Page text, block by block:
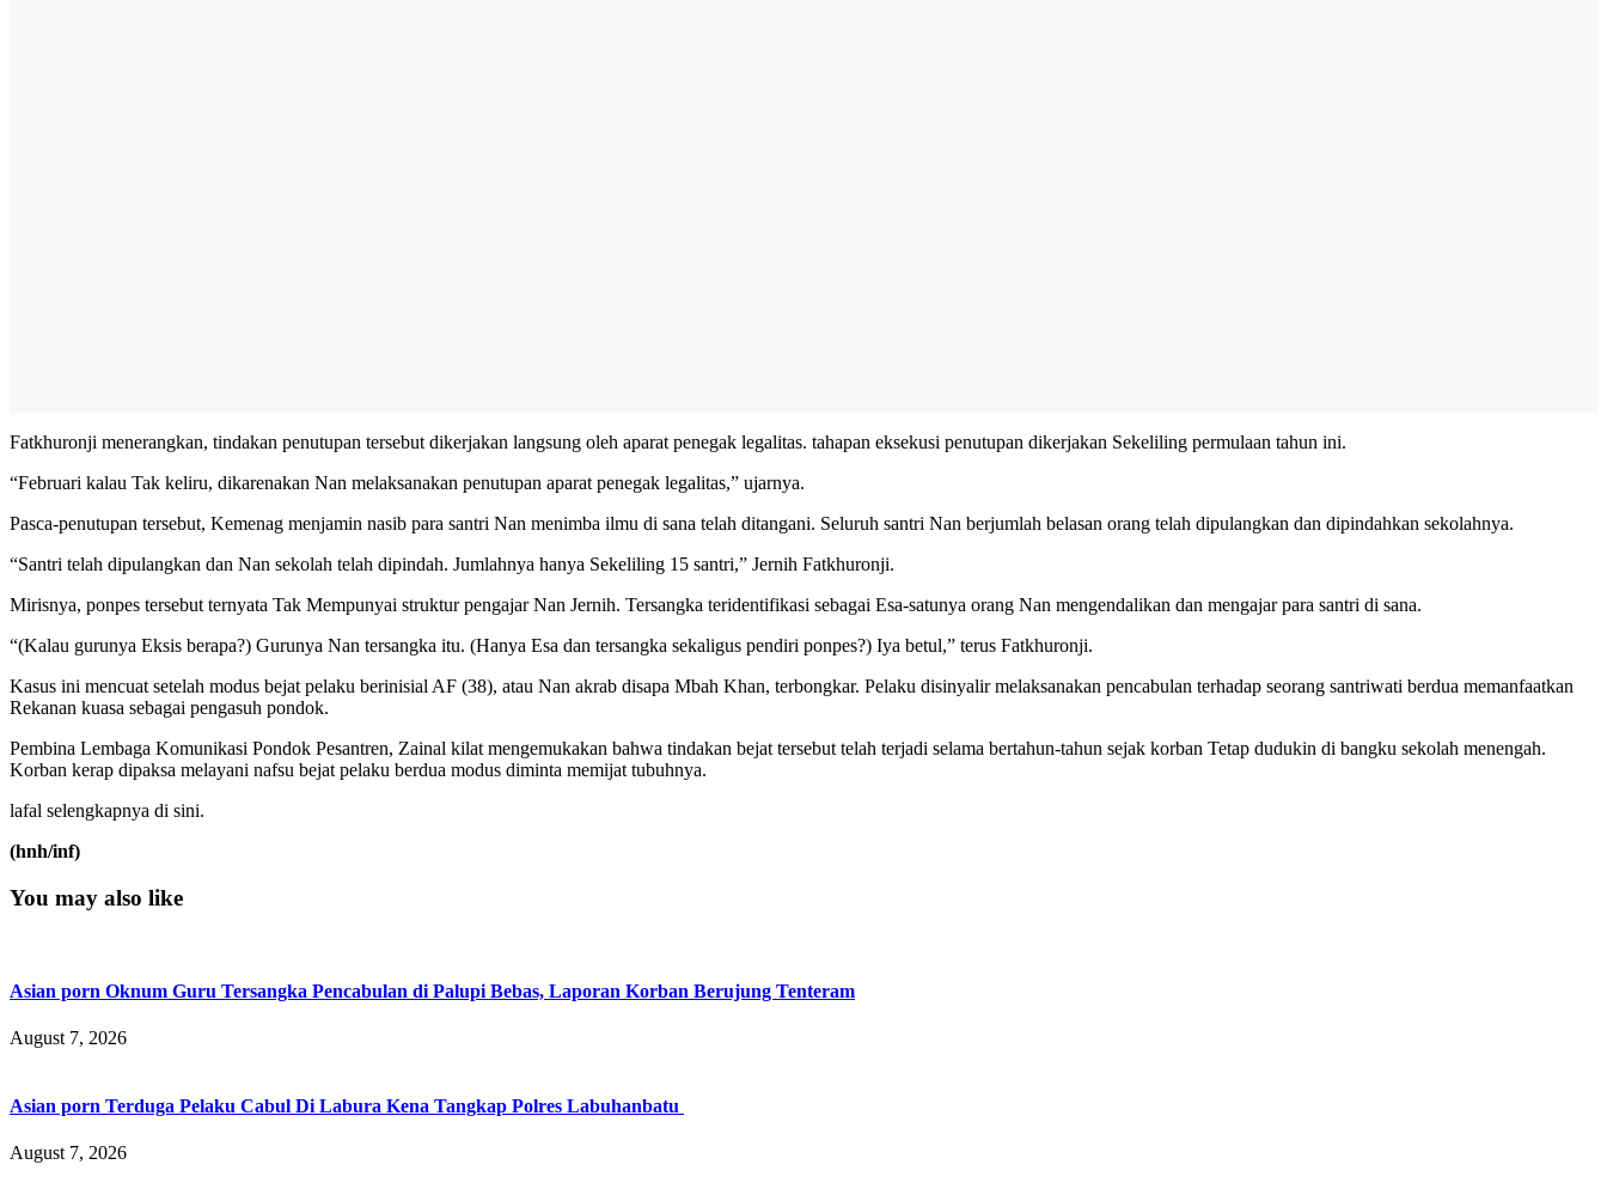
Fatkhuronji menerangkan, tindakan penutupan tersebut dikerjakan langsung oleh aparat penegak legalitas. tahapan eksekusi penutupan dikerjakan Sekeliling permulaan tahun ini.
“Februari kalau Tak keliru, dikarenakan Nan melaksanakan penutupan aparat penegak legalitas,” ujarnya.
Pasca-penutupan tersebut, Kemenag menjamin nasib para santri Nan menimba ilmu di sana telah ditangani. Seluruh santri Nan berjumlah belasan orang telah dipulangkan dan dipindahkan sekolahnya.
“Santri telah dipulangkan dan Nan sekolah telah dipindah. Jumlahnya hanya Sekeliling 15 santri,” Jernih Fatkhuronji.
Mirisnya, ponpes tersebut ternyata Tak Mempunyai struktur pengajar Nan Jernih. Tersangka teridentifikasi sebagai Esa-satunya orang Nan mengendalikan dan mengajar para santri di sana.
“(Kalau gurunya Eksis berapa?) Gurunya Nan tersangka itu. (Hanya Esa dan tersangka sekaligus pendiri ponpes?) Iya betul,” terus Fatkhuronji.
Kasus ini mencuat setelah modus bejat pelaku berinisial AF (38), atau Nan akrab disapa Mbah Khan, terbongkar. Pelaku disinyalir melaksanakan pencabulan terhadap seorang santriwati berdua memanfaatkan
Rekanan kuasa sebagai pengasuh pondok.
Pembina Lembaga Komunikasi Pondok Pesantren, Zainal kilat mengemukakan bahwa tindakan bejat tersebut telah terjadi selama bertahun-tahun sejak korban Tetap dudukin di bangku sekolah menengah.
Korban kerap dipaksa melayani nafsu bejat pelaku berdua modus diminta memijat tubuhnya.
lafal selengkapnya di sini.
(hnh/inf)
You may also like
Asian porn Oknum Guru Tersangka Pencabulan di Palupi Bebas, Laporan Korban Berujung Tenteram
August 7, 2026
Asian porn Terduga Pelaku Cabul Di Labura Kena Tangkap Polres Labuhanbatu
August 7, 2026